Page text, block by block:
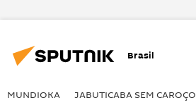
trânsito
exclusiva Brasil
MUNDIOKA JABUTICABA SEM CAROÇO